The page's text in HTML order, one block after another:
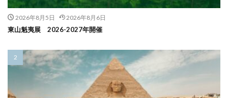
2026年8月5日 2026年8月6日
東山魁夷展 2026-2027年開催